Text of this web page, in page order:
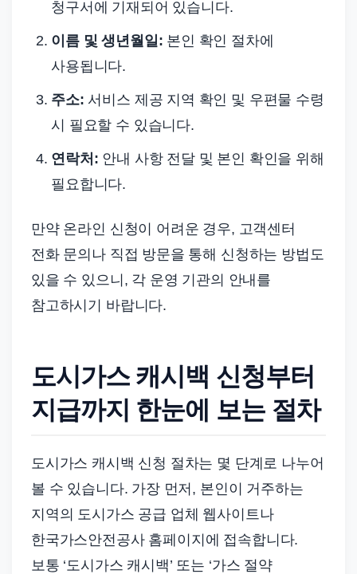
청구서에 기재되어 있습니다.
이름 및 생년월일: 본인 확인 절차에
사용됩니다.
주소: 서비스 제공 지역 확인 및 우편물 수령
시 필요할 수 있습니다.
연락처: 안내 사항 전달 및 본인 확인을 위해
필요합니다.
만약 온라인 신청이 어려운 경우, 고객센터
전화 문의나 직접 방문을 통해 신청하는 방법도
있을 수 있으니, 각 운영 기관의 안내를
참고하시기 바랍니다.
도시가스 캐시백 신청부터
지급까지 한눈에 보는 절차
도시가스 캐시백 신청 절차는 몇 단계로 나누어
볼 수 있습니다. 가장 먼저, 본인이 거주하는
지역의 도시가스 공급 업체 웹사이트나
한국가스안전공사 홈페이지에 접속합니다.
보통 ‘도시가스 캐시백’ 또는 ‘가스 절약